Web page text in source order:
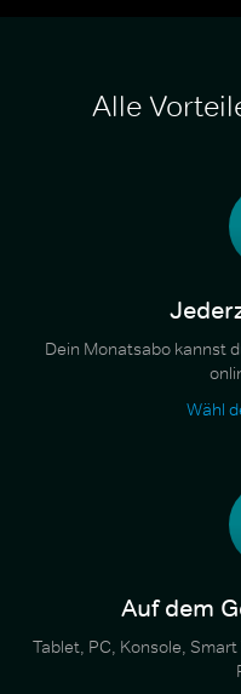
Alle
Dein Monatsabo kannst
Wähl
Auf dem
Tablet, PC, Konsole,